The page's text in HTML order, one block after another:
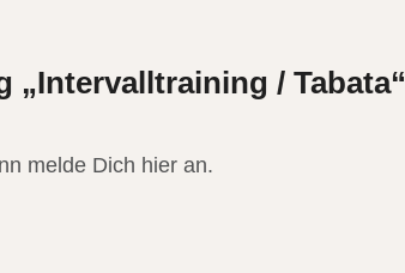
/ Tabata“
melde Dich hier an.